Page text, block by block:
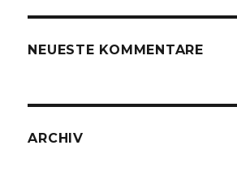
NEUESTE KOMMENTARE
ARCHIV